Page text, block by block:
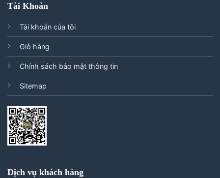
Tài Khoản
Tài khoản của tôi
Giỏ hàng
Chính sách bảo mật thông tin
Sitemap
Dịch vụ khách hàng